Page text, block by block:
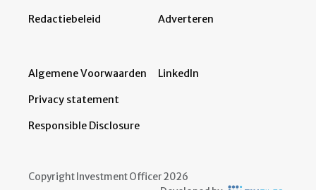
Redactiebeleid Adverteren
Algemene Voorwaarden
Privacy statement
Responsible Disclosure
LinkedIn
Copyright Investment Officer 2026